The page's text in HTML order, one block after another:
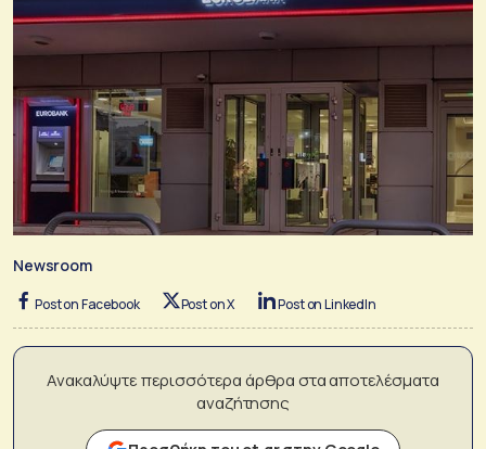
Newsroom
Post on Facebook Post on X Post on LinkedIn
Ανακαλύψτε περισσότερα άρθρα στα αποτελέσματα
αναζήτησης